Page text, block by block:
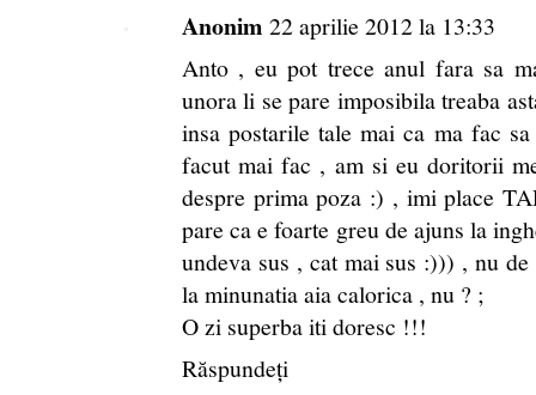
Anonim 22 aprilie 2012 la 13:33
Anto , eu pot trece anul fara sa
unora li se pare imposibila treaba
insa postarile tale mai ca ma fac
facut mai fac , am si eu doritorii
despre prima poza :) , imi place
pare ca e foarte greu de ajuns la
undeva sus , cat mai sus :))) , nu
la minunatia aia calorica , nu ? ;
O zi superba iti doresc !!!
Răspundeți